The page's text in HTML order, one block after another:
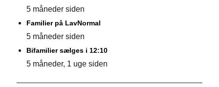
5 måneder siden
Familier på LavNormal
5 måneder siden
Bifamilier sælges i 12:10
5 måneder, 1 uge siden